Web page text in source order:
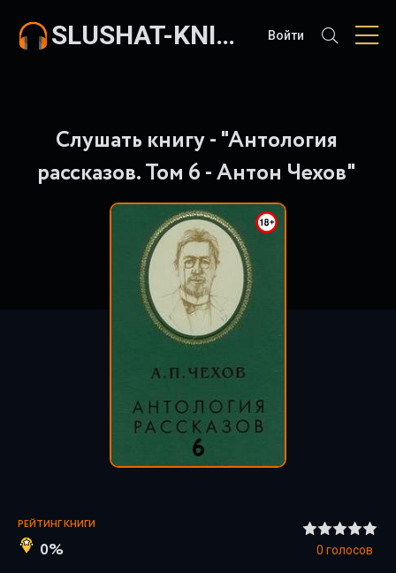
SLUSHAT-KNIGI.COM Войти
Слушать книгу - "Антология
рассказов. Том 6 - Антон Чехов"
РЕЙТИНГ КНИГИ
0% 0 голосов